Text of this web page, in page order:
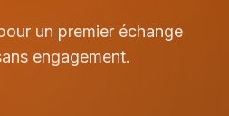
un premier échange
engagement.